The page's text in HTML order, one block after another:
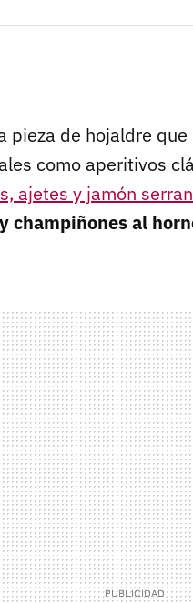
pieza de hojaldre
como aperitivos
ajetes y jamón
champiñones al